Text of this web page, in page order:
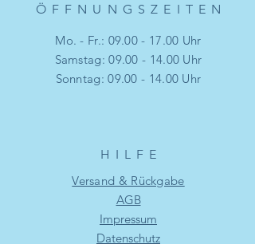
ÖFFNUNGSZEITE N
Mo. - Fr.: 09.00 - 17.00 Uhr
​​Samstag: 09.00 - 14.00 Uhr
​Sonntag: 09.00 - 14.00 Uhr
HILF E
Versand & Rückgabe
AGB
Impressum
Datenschutz